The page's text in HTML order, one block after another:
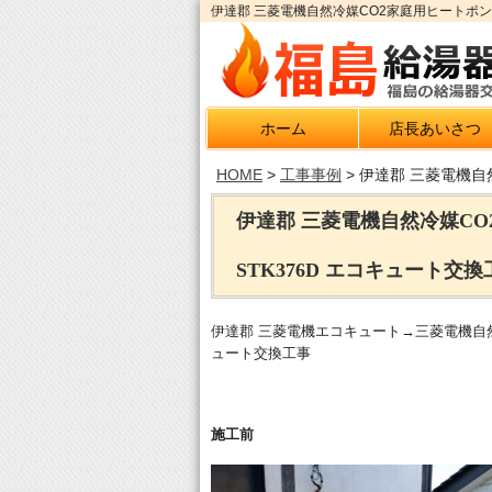
伊達郡 三菱電機自然冷媒CO2家庭用ヒートポ
ホーム 店長あいさつ
HOME > 工事事例 > 伊達郡 三菱電機
伊達郡 三菱電機自然冷媒
STK376D エコキュート交換
伊達郡 三菱電機エコキュート→三菱電機自
ュート交換工事
施工前